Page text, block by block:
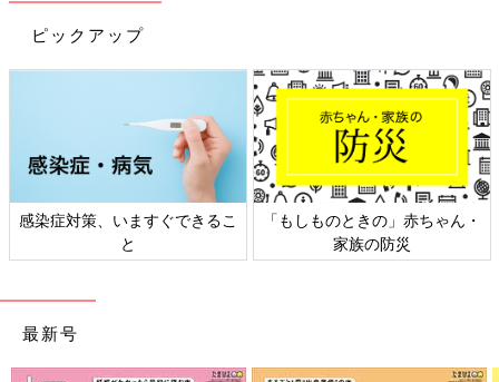
ピックアップ
日本外来小児科学会リーフレッ
ト検討会
六星占術 細木かおりさんの人生
相談
最新号